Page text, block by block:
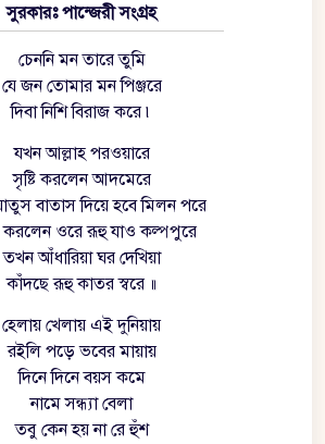
সুরকারঃ পান্জেরী সংগ্রহ
চেননি মন তারে তুমি
যে জন তোমার মন পিঞ্জরে
দিবা নিশি বিরাজ করে ৷
যখন আল্লাহ পরওয়ারে
সৃষ্টি করলেন আদমেরে
বাতাস দিয়ে হবে মিলন পরে
ওরে রূহু যাও কল্পপুরে
তখন আঁধারিয়া ঘর দেখিয়া
কাঁদছে রূহু কাতর স্বরে ॥
হেলায় খেলায় এই দুনিয়ায়
রইলি পড়ে ভবের মায়ায়
দিনে দিনে বয়স কমে
নামে সন্ধ্যা বেলা
তবু কেন হয় না রে হুঁশ